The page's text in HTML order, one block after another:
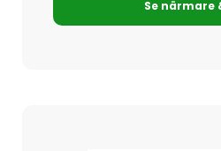
Se närmare